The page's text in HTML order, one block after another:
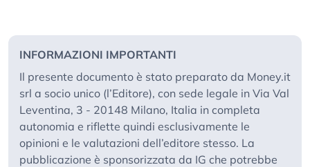
INFORMAZIONI IMPORTANTI
Il presente documento è stato preparato da Money.it
srl a socio unico (l’Editore), con sede legale in Via Val
Leventina, 3 - 20148 Milano, Italia in completa
autonomia e riflette quindi esclusivamente le
opinioni e le valutazioni dell’editore stesso. La
pubblicazione è sponsorizzata da IG che potrebbe